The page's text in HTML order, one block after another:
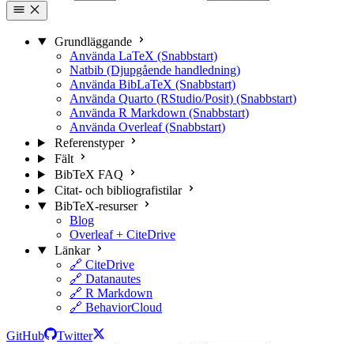
Grundläggande
Använda LaTeX (Snabbstart)
Natbib (Djupgående handledning)
Använda BibLaTeX (Snabbstart)
Använda Quarto (RStudio/Posit) (Snabbstart)
Använda R Markdown (Snabbstart)
Använda Overleaf (Snabbstart)
Referenstyper
Fält
BibTeX FAQ
Citat- och bibliografistilar
BibTeX-resurser
Blog
Overleaf + CiteDrive
Länkar
🔗 CiteDrive
🔗 Datanautes
🔗 R Markdown
🔗 BehaviorCloud
GitHub
Twitter